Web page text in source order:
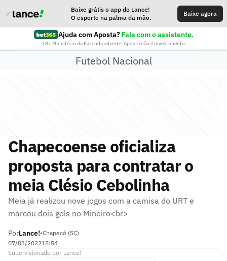
Baixe grátis o app do Lance!
O esporte na palma da mão.
Baixe agora
Ajuda com Aposta? Fale com o assistente.
18+ Ministério da Fazenda adverte: Aposta não é investimento
Futebol Nacional
Chapecoense oficializa
proposta para contratar o
meia Clésio Cebolinha
Meia já realizou nove jogos com a camisa do URT e
marcou dois gols no Mineiro<br>
PorLance!•Chapecó (SC)
07/03/202218:54
Supervisionado por Lance!